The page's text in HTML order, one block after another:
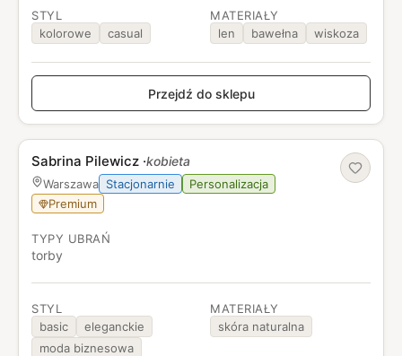
STYL
kolorowe
casual
MATERIAŁY
len
bawełna wiskoza
Przejdź do sklepu
Sabrina Pilewicz ·kobieta
Warszawa Stacjonarnie
Personalizacja
Premium
TYPY UBRAŃ
torby
STYL
basic
eleganckie
moda biznesowa
MATERIAŁY
skóra naturalna